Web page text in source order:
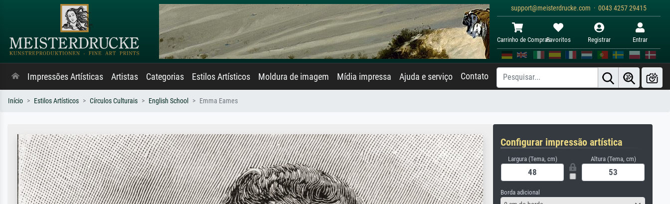
support@meisterdrucke.com · 0043 4257 29415
Carrinho de ComprasFavoritos Registrar Entrar
Impressões Artísticas Artistas Categorias Estilos Artísticos Moldura de imagem Mídia impressa Ajuda e serviço Contato
Início Estilos Artísticos Círculos Culturais English School Emma Eames
Configurar impressão artística
Largura (Tema, cm) Altura (Tema, cm)
Borda adicional